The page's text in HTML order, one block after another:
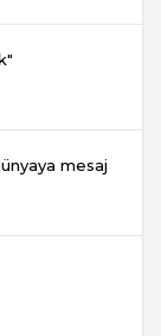
mesaj